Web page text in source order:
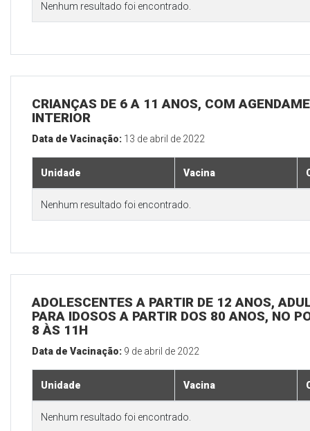
Nenhum resultado foi encontrado.
CRIANÇAS DE 6 A 11 ANOS, COM
INTERIOR
Data de Vacinação: 13 de abril de 2022
Unidade Vacina
Nenhum resultado foi encontrado.
ADOLESCENTES A PARTIR DE 12 ANOS,
PARA IDOSOS A PARTIR DOS 80 ANOS, NO
8 ÀS 11H
Data de Vacinação: 9 de abril de 2022
Unidade Vacina
Nenhum resultado foi encontrado.